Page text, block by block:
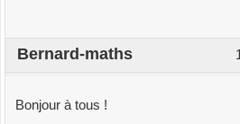
Bernard-maths
Bonjour à tous !